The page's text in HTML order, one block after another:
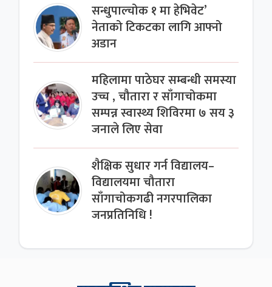
सन्धुपाल्चोक १ मा हेभिवेट’
नेताको टिकटका लागि आफ्नो
अडान
महिलामा पाठेघर सम्बन्धी समस्या
उच्च , चौतारा र साँगाचोकमा
सम्पन्न स्वास्थ्य शिविरमा ७ सय ३
जनाले लिए सेवा
शैक्षिक सुधार गर्न विद्यालय–
विद्यालयमा चौतारा
साँगाचोकगढी नगरपालिका
जनप्रतिनिधि !